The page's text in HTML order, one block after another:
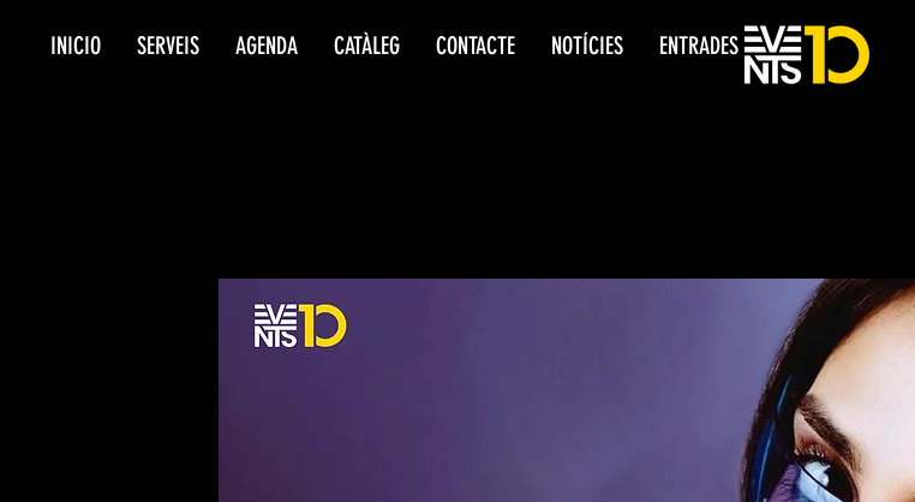
INICIO SERVEIS AGENDA CATÀLEG CONTACTE NOTÍCIES ENTRADES